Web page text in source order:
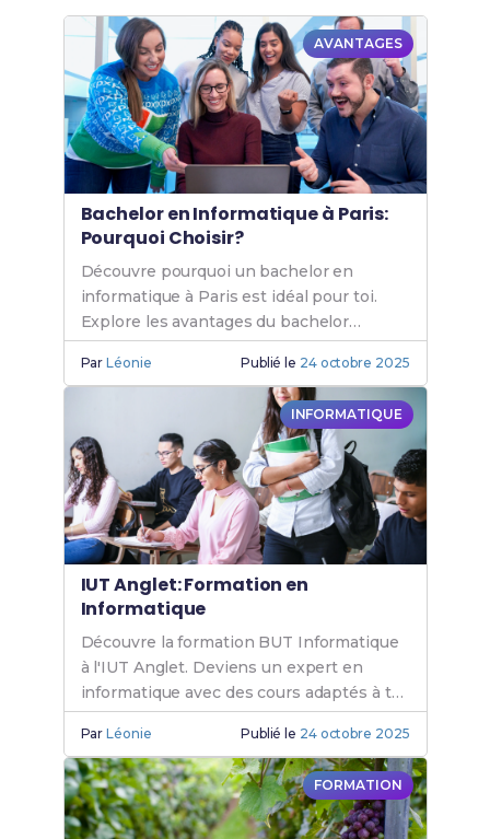
AVANTAGES
Bachelor en Informatique à Paris:
Pourquoi Choisir?
Découvre pourquoi un bachelor en
informatique à Paris est idéal pour toi.
Explore les avantages du bachelor
informatique Paris et les opportunités de
formation en informatique.
ParLéonie Publié le 24 octobre 2025
INFORMATIQUE
IUT Anglet: Formation en
Informatique
Découvre la formation BUT Informatique
à l'IUT Anglet. Deviens un expert en
informatique avec des cours adaptés à tes
besoins. Rejoins l'IUT Anglet
Informatique.
ParLéonie Publié le 24 octobre 2025
FORMATION